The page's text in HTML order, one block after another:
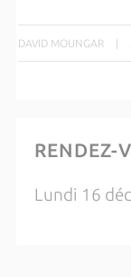
DAVID MOUNGAR |
RENDEZ-
Lundi 16